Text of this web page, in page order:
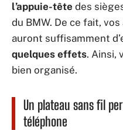
l’appuie-tête des
du BMW. De ce fait,
auront suffisamment
quelques effets. Ainsi,
bien organisé.
Un plateau sans fil
téléphone